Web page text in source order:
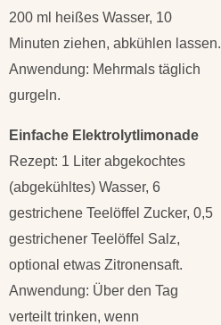
200 ml heißes Wasser, 10
Minuten ziehen, abkühlen lassen.
Anwendung: Mehrmals täglich
gurgeln.
Einfache Elektrolytlimonade
Rezept: 1 Liter abgekochtes
(abgekühltes) Wasser, 6
gestrichene Teelöffel Zucker, 0,5
gestrichener Teelöffel Salz,
optional etwas Zitronensaft.
Anwendung: Über den Tag
verteilt trinken, wenn